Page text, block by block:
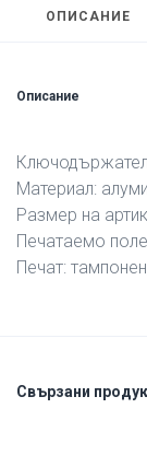
ОПИСАНИЕ
Описание
Материал:
Размер на
Печатаемо
Печат:
Свързани